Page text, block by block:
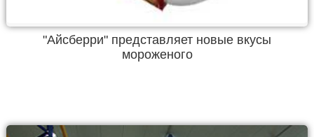
"Айсберри" представляет новые вкусы
мороженого